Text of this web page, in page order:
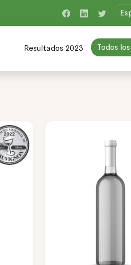
Resultados 2023 Todos